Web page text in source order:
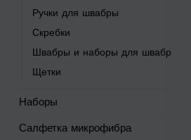
Ручки для швабры
Скребки
Швабры и наборы для швабр
Щетки
Наборы
Салфетка микрофибра